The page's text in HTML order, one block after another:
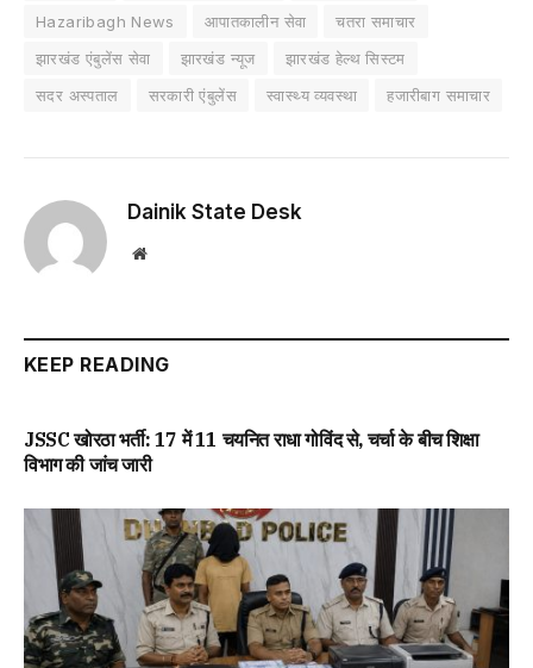
Hazaribagh News
आपातकालीन सेवा
चतरा समाचार
झारखंड एंबुलेंस सेवा
झारखंड न्यूज
झारखंड हेल्थ सिस्टम
सदर अस्पताल
सरकारी एंबुलेंस स्वास्थ्य व्यवस्था हजारीबाग समाचार
Dainik State Desk
Website
KEEP READING
JSSC खोरठा भर्ती: 17 में 11 चयनित राधा गोविंद से, चर्चा के बीच शिक्षा
विभाग की जांच जारी